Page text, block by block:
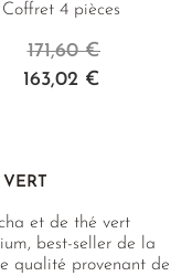
Coffret 4 pièces
163,02 €
171,60 €
et de thé vert
best-seller de la
qualité provenant de